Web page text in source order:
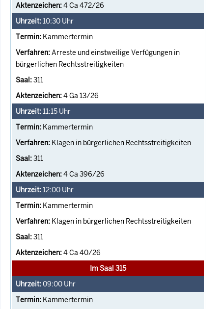
4 Ca 472/26
10:30 Uhr
Kammertermin
Arreste und einstweilige Verfügungen in
bürgerlichen Rechtsstreitigkeiten
311
4 Ga 13/26
11:15 Uhr
Kammertermin
Klagen in bürgerlichen Rechtsstreitigkeiten
311
4 Ca 396/26
12:00 Uhr
Kammertermin
Klagen in bürgerlichen Rechtsstreitigkeiten
311
4 Ca 40/26
Im Saal 315
09:00 Uhr
Kammertermin